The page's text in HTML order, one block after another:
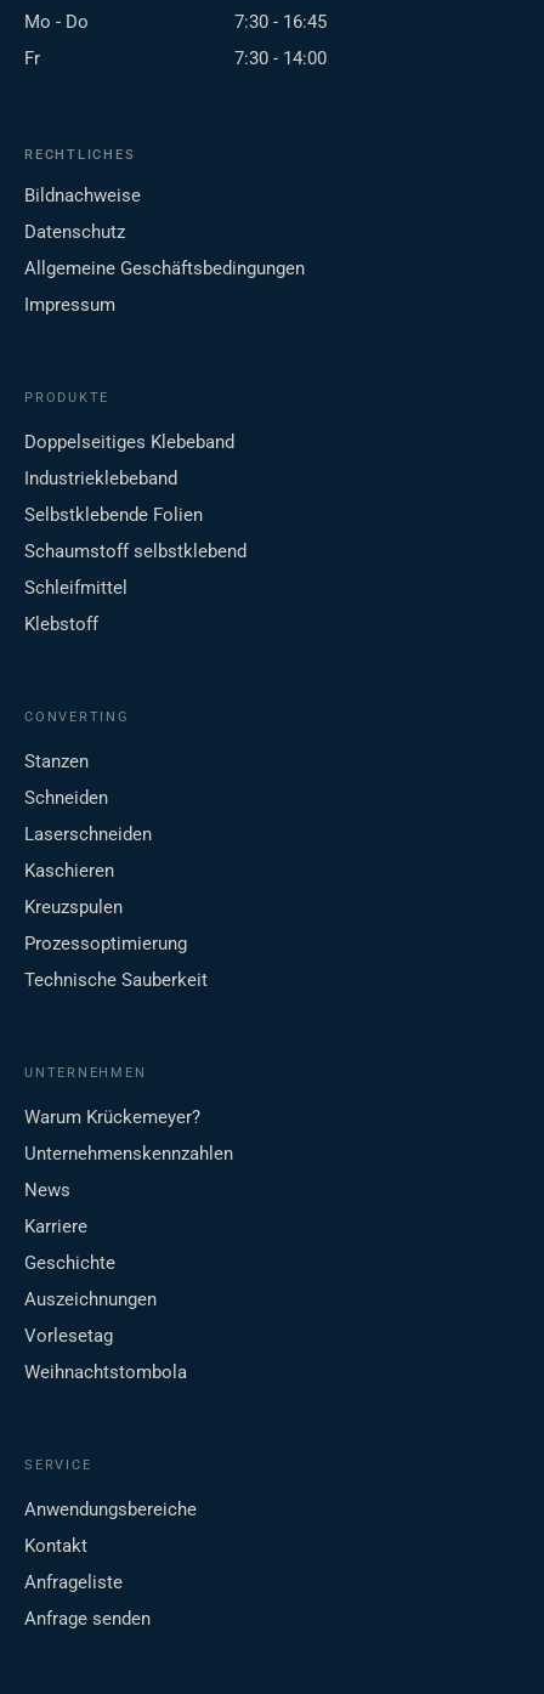
Mo - Do
7:30 - 16:45
Fr
7:30 - 14:00
RECHTLICHES
Bildnachweise
Datenschutz
Allgemeine Geschäftsbedingungen
Impressum
PRODUKTE
Doppelseitiges Klebeband
Industrieklebeband
Selbstklebende Folien
Schaumstoff selbstklebend
Schleifmittel
Klebstoff
CONVERTING
Stanzen
Schneiden
Laserschneiden
Kaschieren
Kreuzspulen
Prozessoptimierung
Technische Sauberkeit
UNTERNEHMEN
Warum Krückemeyer?
Unternehmenskennzahlen
News
Karriere
Geschichte
Auszeichnungen
Vorlesetag
Weihnachtstombola
SERVICE
Anwendungsbereiche
Kontakt
Anfrageliste
Anfrage senden